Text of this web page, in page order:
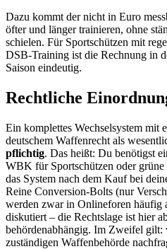
Dazu kommt der nicht in Euro
öfter und länger trainieren, ohne
schielen. Für Sportschützen mit
DSB-Training ist die Rechnung in
Saison eindeutig.
Rechtliche
Ein komplettes Wechselsystem mit
deutschem Waffenrecht als
pflichtig. Das heißt: Du benötigst
WBK für Sportschützen oder
das System nach dem Kauf bei
Reine Conversion-Bolts (nur
werden zwar in Onlineforen häufig
diskutiert – die Rechtslage ist hier
behördenabhängig. Im Zweifel gilt:
zuständigen Waffenbehörde